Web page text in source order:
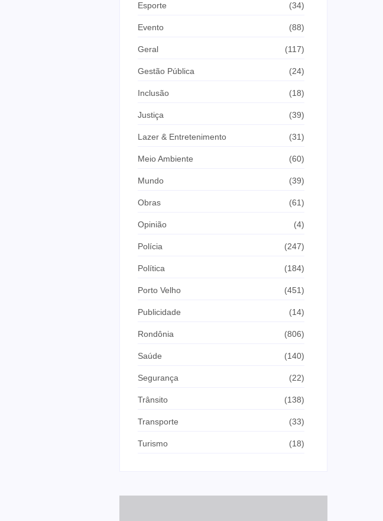
Esporte (34)
Evento (88)
Geral (117)
Gestão Pública (24)
Inclusão (18)
Justiça (39)
Lazer & Entretenimento (31)
Meio Ambiente (60)
Mundo (39)
Obras (61)
Opinião (4)
Polícia (247)
Política (184)
Porto Velho (451)
Publicidade (14)
Rondônia (806)
Saúde (140)
Segurança (22)
Trânsito (138)
Transporte (33)
Turismo (18)